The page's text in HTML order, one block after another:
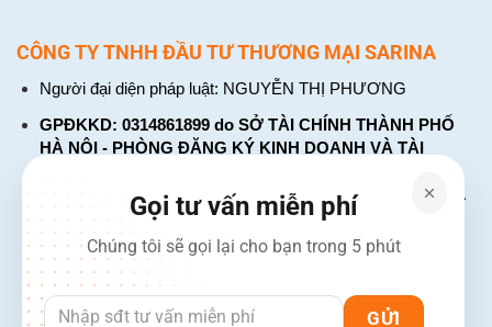
CÔNG TY TNHH ĐẦU TƯ THƯƠNG MẠI SARINA
Người đại diện pháp luật: NGUYỄN THỊ PHƯƠNG
GPĐKKD: 0314861899 do SỞ TÀI CHÍNH THÀNH PHỐ
HÀ NỘI - PHÒNG ĐĂNG KÝ KINH DOANH VÀ TÀI
CHÍNH DOANH NGHIỆP cấp. Đăng ký lần đầu: ngày 26
tháng 01 năm 2018. Đăng ký thay đổi lần thứ: 4, ngày 31
tháng 03 năm 2026
226 Đường Láng, Đống Đa, Hà Nội
137 Đường Hòa Hưng, Phường 12, Quận 10, TP. Hồ Chí
Minh
Gọi tư vấn miễn phí
Chúng tôi sẽ gọi lại cho bạn trong 5 phút